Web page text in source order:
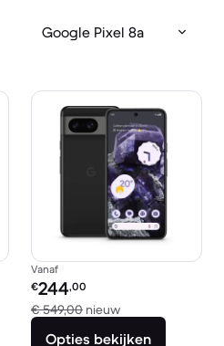
Google Pixel 8a
€ 459,00 nieuw
Vanaf
Refurbished prijs:
€244,00
€ 549,00 nieuwVergeleken met
Opties bekijken